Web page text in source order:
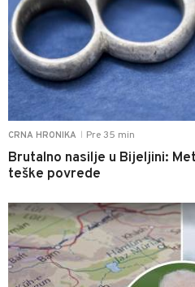
CRNA HRONIKA Pre 35 min
Brutalno nasilje u Bijeljini:
teške povrede